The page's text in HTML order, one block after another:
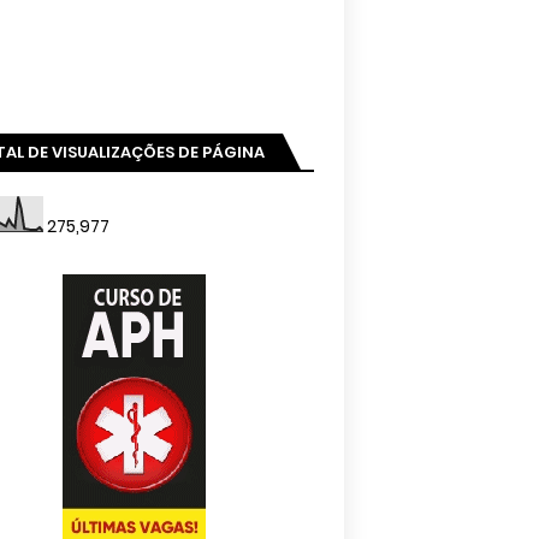
DE VISUALIZAÇÕES DE PÁGINA
275,977